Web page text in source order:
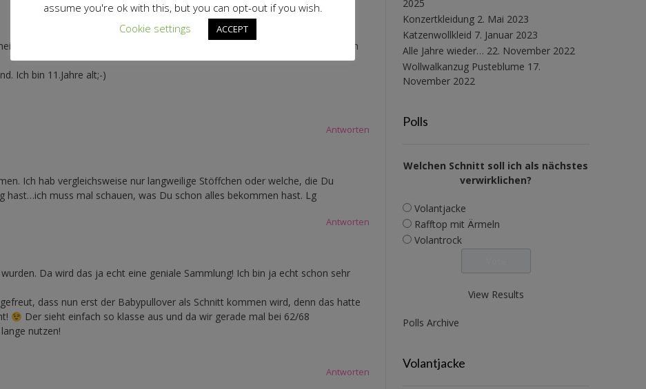
Stoffauswahl nicht gerade die größte:-( Entschuldigung aber leider hatte ich
Ich bin 11.Jahre alt;-)
Antworten
Ich hab vergleichsweise nur langweilige Stöffchen oder welche, die Du
hast…ich muss mal schauen, was Du schon alles bekommen hast. Lg
Antworten
Da wird das ja echt eine geniale Sammlung! Ich bin ja echt schon sehr
dass nun erst der Babypullover als Schnitt kommen wird, denn das hatte
Der sieht einfach so klasse aus und da wir gerade mal bei 62/68
nutzen!
Antworten
2025
Konzertkleidung 2. Mai 2023
Katzenwollkleid 7. Januar 2023
Alle Jahre wieder… 22. November 2022
Wollwalkanzug Pusteblume 17.
November 2022
Polls
Welchen Schnitt soll ich als nächstes
verwirklichen?
Volantjacke
Rafftop mit Ärmeln
Volantrock
View Results
Polls Archive
Volantjacke
assume you're ok with this, but you can opt-out if you wish.
Cookie settings
ACCEPT